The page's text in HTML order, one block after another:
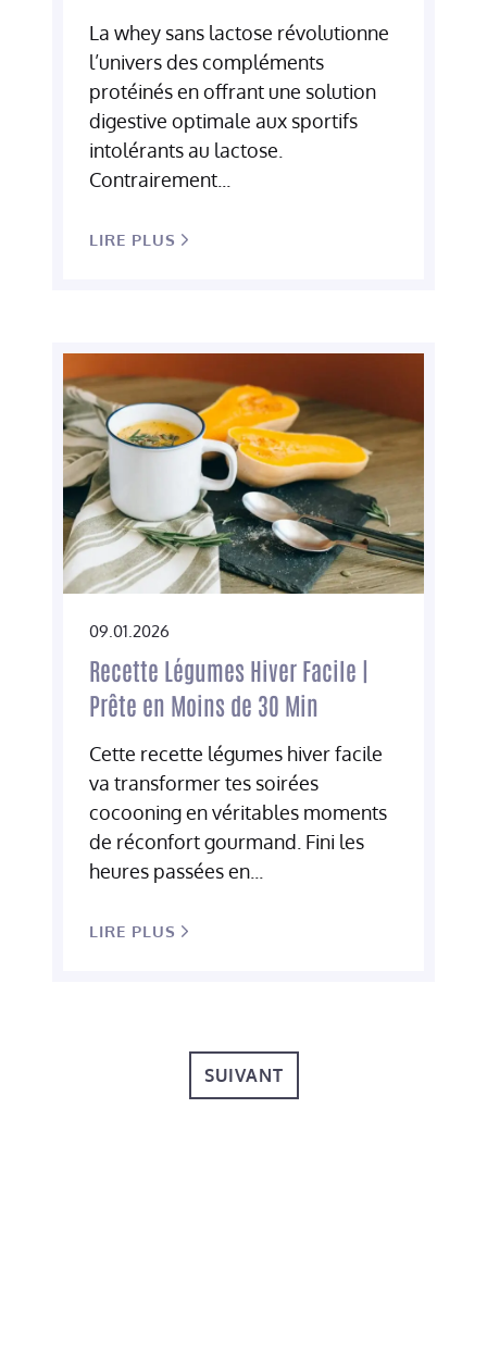
La whey sans lactose révolutionne
l’univers des compléments
protéinés en offrant une solution
digestive optimale aux sportifs
intolérants au lactose.
Contrairement...
LIRE PLUS
09.01.2026
Recette Légumes Hiver Facile |
Prête en Moins de 30 Min
Cette recette légumes hiver facile
va transformer tes soirées
cocooning en véritables moments
de réconfort gourmand. Fini les
heures passées en...
LIRE PLUS
SUIVANT